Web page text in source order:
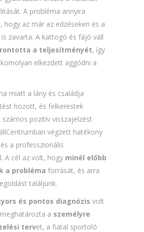
A probléma annyira
hogy az már az edzéseken és a
zavarta. A kattogó és fájó váll
a teljesítményét, így
elkezdett aggódni a
miatt a lány és családja
hozott, és felkerestek
pozitív visszajelzést
végzett hatékony
a professzionális
A cél az volt, hogy minél előbb
a probléma forrását, és arra
találjunk.
és pontos diagnózis volt
a személyre
tervet, a fiatal sportoló